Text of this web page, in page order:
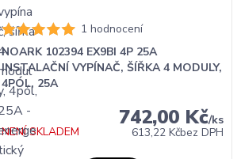
1 hodnocení
NOARK 102394 EX9BI 4P 25A
INSTALAČNÍ VYPÍNAČ, ŠÍŘKA 4 MODULY,
4PÓL, 25A
742,00 Kč/ks
613,22 Kčbez DPH
NENÍ SKLADEM